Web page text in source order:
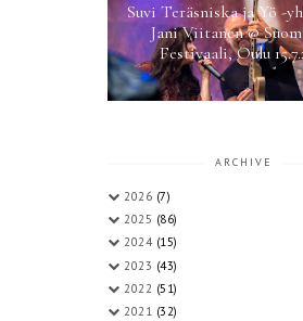
Suvi Teräsniska ja Yö -
Jani Viitanen @
Festivaali, Oulu
ARCHIVE
2026 (7)
2025 (86)
2024 (15)
2023 (43)
2022 (51)
2021 (32)